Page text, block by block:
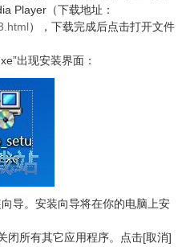
Player（下载地址：
），下载完成后点击打开文件
出现安装界面：
导。安装向导将在你的电脑上安
闭所有其它应用程序。点击[取消]